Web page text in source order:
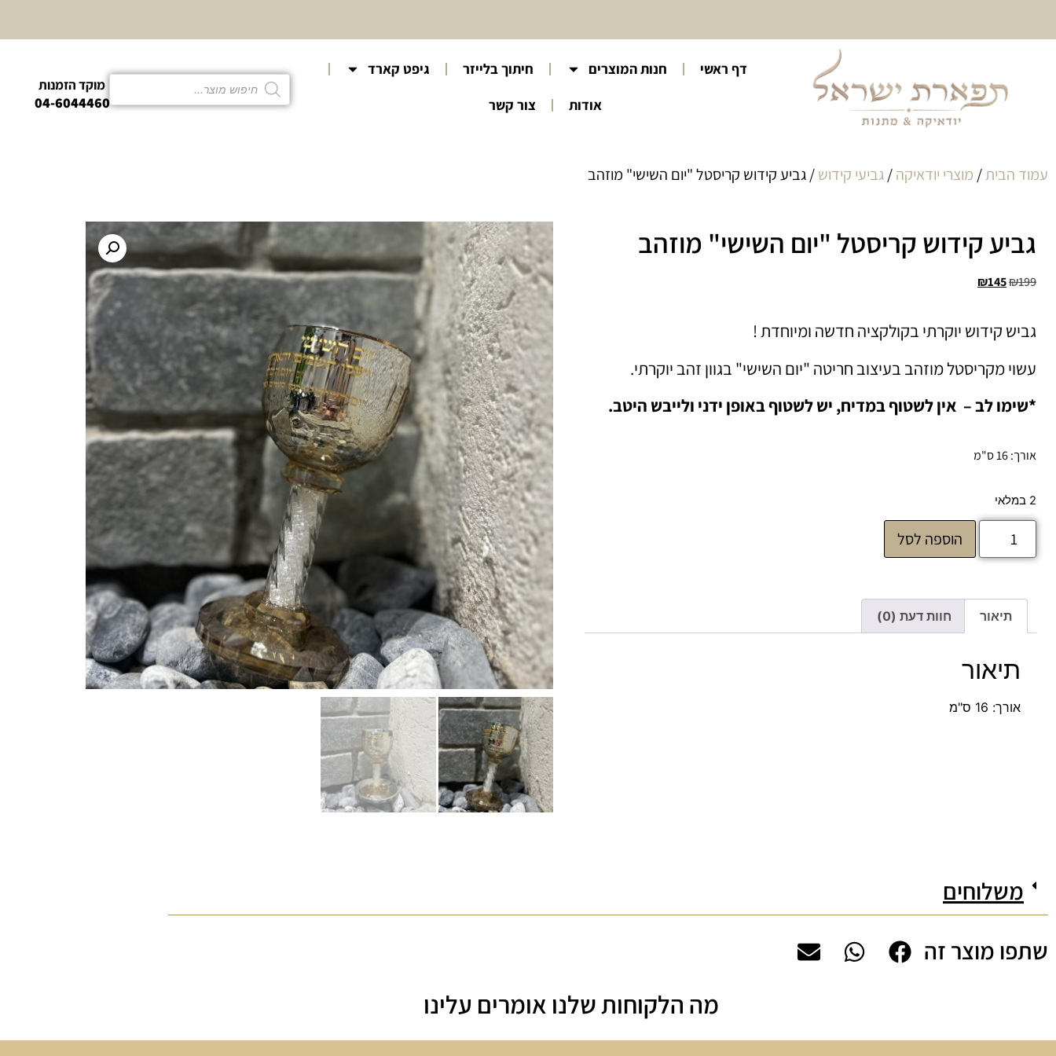
10% הנחה על כל קטגוריית
כיסוי לטלית ולתפילין דף ראשי חנות המוצרים חיתוך בלייזר
גיפט קארד
אודות
צור קשר
מוקד הזמנות
04-6044460
עמוד הבית/ מוצרי יודאיקה/גביעי קידוש/ גביע קידוש קריסטל "יום השישי" מוזהב
גביע קידוש קריסטל "יום השישי" מוזהב
₪199
₪145
גביש קידוש יוקרתי בקולקציה חדשה ומיוחדת !
עשוי מקריסטל מוזהב בעיצוב חריטה "יום השישי" בגוון זהב יוקרתי.
*שימו לב – אין לשטוף במדיח, יש לשטוף באופן ידני ולייבש היטב.
אורך: 16 ס"מ
2 במלאי
הוספה לסל
תיאור חוות דעת (0)
תיאור
אורך: 16 ס"מ
משלוחים
שתפו מוצר זה
מה הלקוחות שלנו אומרים עלינו